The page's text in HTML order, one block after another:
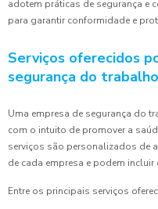
adotem práticas de segurança
para garantir conformidade e
Serviços oferecidos
segurança do trabalho
Uma empresa de segurança do
com o intuito de promover a
serviços são personalizados de
de cada empresa e podem
Entre os principais serviços